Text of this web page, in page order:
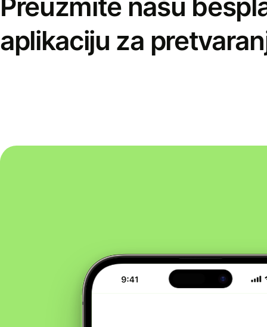
Preuzmite našu
aplikaciju za